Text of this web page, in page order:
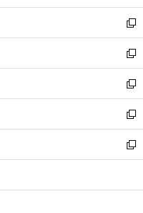
開
く
ウ
で
開
く
ン
ド
ウ
で
開
く
ウ
ィ
ン
ド
ウ
で
開
く
新
し
い
ウ
ィ
ン
ド
ウ
で
開
新
し
い
ウ
ィ
ン
ド
ウ
開
新
し
い
ウ
ィ
ン
ウ
新
し
い
ウ
ン
新
し
ウ